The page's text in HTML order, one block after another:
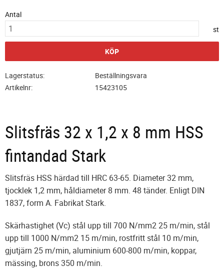
Antal
st
KÖP
Lagerstatus
Beställningsvara
Artikelnr
15423105
Slitsfräs 32 x 1,2 x 8 mm HSS
fintandad Stark
Slitsfräs HSS härdad till HRC 63-65. Diameter 32 mm,
tjocklek 1,2 mm, håldiameter 8 mm. 48 tänder. Enligt DIN
1837, form A. Fabrikat Stark.
Skärhastighet (Vc) stål upp till 700 N/mm2 25 m/min, stål
upp till 1000 N/mm2 15 m/min, rostfritt stål 10 m/min,
gjutjärn 25 m/min, aluminium 600-800 m/min, koppar,
mässing, brons 350 m/min.